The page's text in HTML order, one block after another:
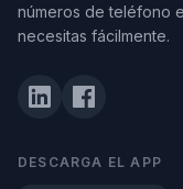
números de teléfono
necesitas fácilmente.
DESCARGA EL APP